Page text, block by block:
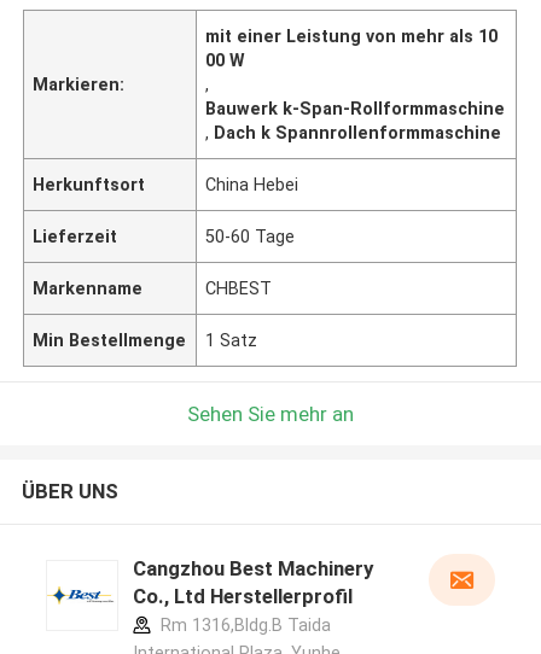
Markieren:
mit einer Leistung von mehr als 10
00 W
,
Bauwerk k-Span-Rollformmaschine
, Dach k Spannrollenformmaschine
Herkunftsort China Hebei
Lieferzeit 50-60 Tage
Markenname CHBEST
Min Bestellmenge 1 Satz
Sehen Sie mehr an
ÜBER UNS
Cangzhou Best Machinery
Co., Ltd Herstellerprofil
Rm 1316,Bldg.B Taida